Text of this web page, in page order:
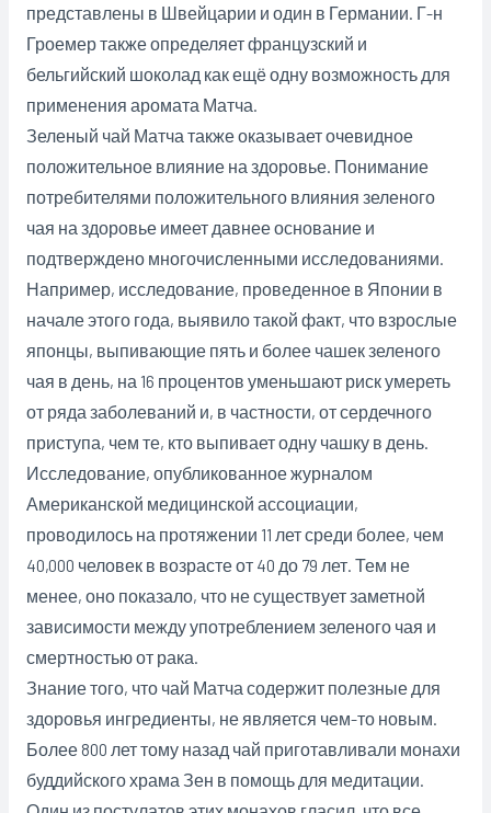
представлены в Швейцарии и один в Германии. Г-н
Гроемер также определяет французский и
бельгийский шоколад как ещё одну возможность для
применения аромата Матча.
Зеленый чай Матча также оказывает очевидное
положительное влияние на здоровье. Понимание
потребителями положительного влияния зеленого
чая на здоровье имеет давнее основание и
подтверждено многочисленными исследованиями.
Например, исследование, проведенное в Японии в
начале этого года, выявило такой факт, что взрослые
японцы, выпивающие пять и более чашек зеленого
чая в день, на 16 процентов уменьшают риск умереть
от ряда заболеваний и, в частности, от сердечного
приступа, чем те, кто выпивает одну чашку в день.
Исследование, опубликованное журналом
Американской медицинской ассоциации,
проводилось на протяжении 11 лет среди более, чем
40,000 человек в возрасте от 40 до 79 лет. Тем не
менее, оно показало, что не существует заметной
зависимости между употреблением зеленого чая и
смертностью от рака.
Знание того, что чай Матча содержит полезные для
здоровья ингредиенты, не является чем-то новым.
Более 800 лет тому назад чай приготавливали монахи
буддийского храма Зен в помощь для медитации.